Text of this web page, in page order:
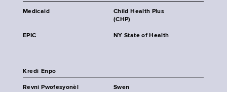
Medicaid
Child Health Plus
(CHP)
EPIC NY State of Health
Kredi Enpo
Revni Pwofesyonèl
Swen